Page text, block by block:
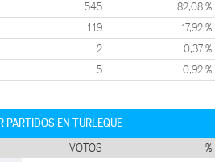
545 82,08 %
119 17,92 %
2 0,37 %
5 0,92 %
PARTIDOS EN TURLEQUE
VOTOS %